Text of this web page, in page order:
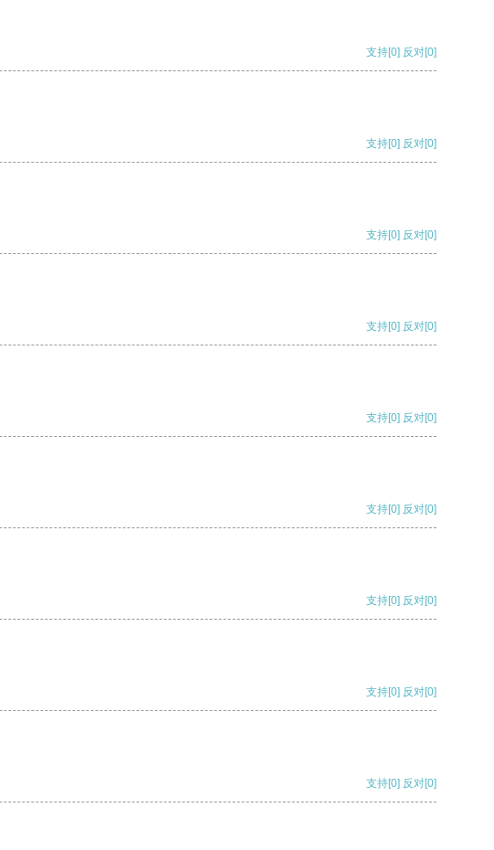
支持[0] 反对[0]
支持[0] 反对[0]
支持[0] 反对[0]
支持[0] 反对[0]
支持[0] 反对[0]
支持[0] 反对[0]
支持[0] 反对[0]
支持[0] 反对[0]
支持[0] 反对[0]